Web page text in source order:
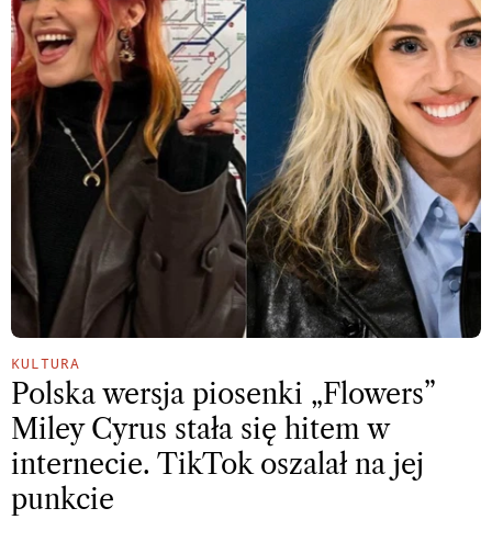
KULTURA
Polska wersja piosenki „Flowers”
Miley Cyrus stała się hitem w
internecie. TikTok oszalał na jej
punkcie